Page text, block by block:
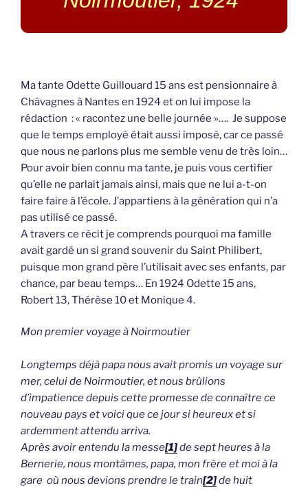
Ma tante Odette Guillouard 15 ans est pensionnaire à
Châvagnes à Nantes en 1924 et on lui impose la
rédaction : « racontez une belle journée »…. Je suppose
que le temps employé était aussi imposé, car ce passé
que nous ne parlons plus me semble venu de très loin…
Pour avoir bien connu ma tante, je puis vous certifier
qu’elle ne parlait jamais ainsi, mais que ne lui a-t-on
faire faire à l’école. J’appartiens à la génération qui n’a
pas utilisé ce passé.
A travers ce récit je comprends pourquoi ma famille
avait gardé un si grand souvenir du Saint Philibert,
puisque mon grand père l’utilisait avec ses enfants, par
chance, par beau temps… En 1924 Odette 15 ans,
Robert 13, Thérèse 10 et Monique 4.
Mon premier voyage à Noirmoutier
Longtemps déjà papa nous avait promis un voyage sur
mer, celui de Noirmoutier, et nous brûlions
d’impatience depuis cette promesse de connaître ce
nouveau pays et voici que ce jour si heureux et si
ardemment attendu arriva.
Après avoir entendu la messe[1]de sept heures à la
Bernerie, nous montâmes, papa, mon frère et moi à la
gare où nous devions prendre le train[2]de huit